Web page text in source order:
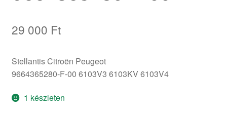
29 000 Ft
Stellantis Citroën Peugeot
9664365280-F-00 6103V3 6103KV 6103V4
1 készleten